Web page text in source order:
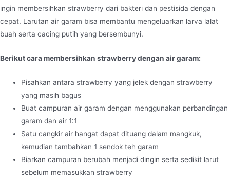
ingin membersihkan strawberry dari bakteri dan pestisida dengan
cepat. Larutan air garam bisa membantu mengeluarkan larva lalat
buah serta cacing putih yang bersembunyi.
Berikut cara membersihkan strawberry dengan air garam:
Pisahkan antara strawberry yang jelek dengan strawberry
yang masih bagus
Buat campuran air garam dengan menggunakan perbandingan
garam dan air 1:1
Satu cangkir air hangat dapat dituang dalam mangkuk,
kemudian tambahkan 1 sendok teh garam
Biarkan campuran berubah menjadi dingin serta sedikit larut
sebelum memasukkan strawberry